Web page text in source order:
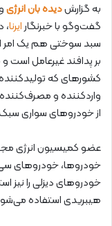
به گزارشدیده بان انرژی
گفت‌وگو با خبرنگارایرنا،
سبد سوختی هم یک امر
بر پدافند غیرعامل است
کشورهای که
واردکننده و
از خودروهای سواری
عضو کمیسیون انرژی
خودروها، خودروهای
خودروهای دیزلی را نیز
هیبریدی استفاده